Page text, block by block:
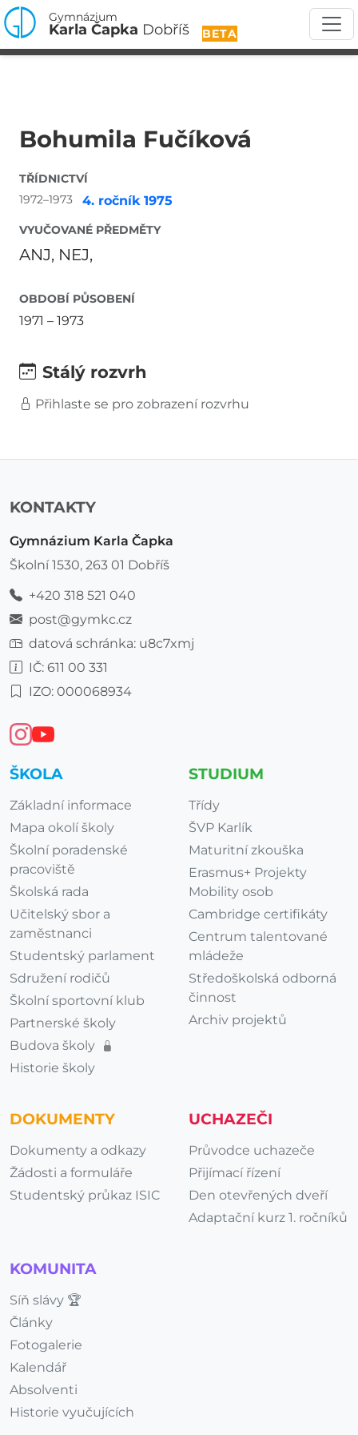
Gymnázium
BETA
Karla Čapka Dobříš
Bohumila Fučíková
TŘÍDNICTVÍ
1972–1973
4. ročník 1975
VYUČOVANÉ PŘEDMĚTY
ANJ, NEJ,
OBDOBÍ PŮSOBENÍ
1971 – 1973
Stálý rozvrh
Přihlaste se pro zobrazení rozvrhu
KONTAKTY
Gymnázium Karla Čapka
Školní 1530, 263 01 Dobříš
+420 318 521 040
post@gymkc.cz
datová schránka: u8c7xmj
IČ: 611 00 331
IZO: 000068934
ŠKOLA
Základní informace
Mapa okolí školy
Školní poradenské
pracoviště
Školská rada
Učitelský sbor a
zaměstnanci
Studentský parlament
Sdružení rodičů
Školní sportovní klub
Partnerské školy
Budova školy
Historie školy
STUDIUM
Třídy
ŠVP Karlík
Maturitní zkouška
Erasmus+ Projekty
Mobility osob
Cambridge certifikáty
Centrum talentované
mládeže
Středoškolská odborná
činnost
Archiv projektů
DOKUMENTY
Dokumenty a odkazy
Žádosti a formuláře
Studentský průkaz ISIC
UCHAZEČI
Průvodce uchazeče
Přijímací řízení
Den otevřených dveří
Adaptační kurz 1. ročníků
KOMUNITA
Síň slávy 🏆
Články
Fotogalerie
Kalendář
Absolventi
Historie vyučujících